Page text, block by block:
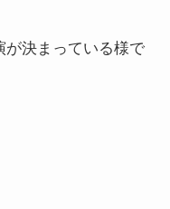
が決まっている様で